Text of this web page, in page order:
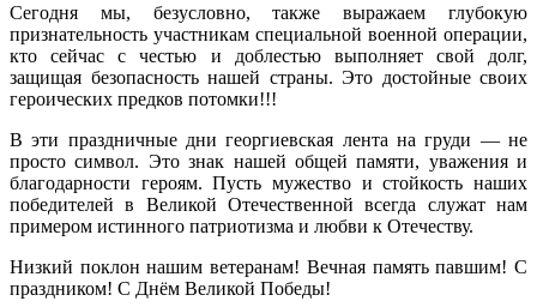
Сегодня мы, безусловно, также выражаем глубокую
признательность участникам специальной военной операции,
кто сейчас с честью и доблестью выполняет свой долг,
защищая безопасность нашей страны. Это достойные своих
героических предков потомки!!!
В эти праздничные дни георгиевская лента на груди — не
просто символ. Это знак нашей общей памяти, уважения и
благодарности героям. Пусть мужество и стойкость наших
победителей в Великой Отечественной всегда служат нам
примером истинного патриотизма и любви к Отечеству.
Низкий поклон нашим ветеранам! Вечная память павшим! С
праздником! С Днём Великой Победы!